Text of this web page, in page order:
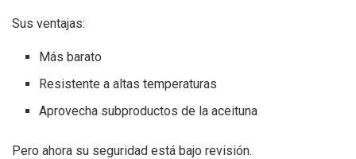
Sus ventajas:
Más barato
Resistente a altas temperaturas
Aprovecha subproductos de la aceituna
Pero ahora su seguridad está bajo revisión.